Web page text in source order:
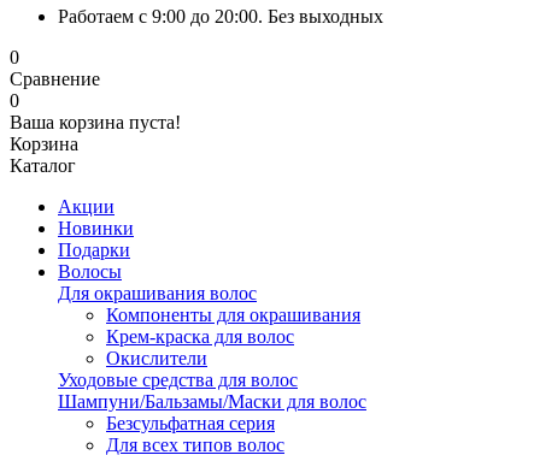
Работаем с 9:00 до 20:00. Без выходных
0
Сравнение
0
Ваша корзина пуста!
Корзина
Каталог
Акции
Новинки
Подарки
Волосы
Для окрашивания волос
Компоненты для окрашивания
Крем-краска для волос
Окислители
Уходовые средства для волос
Шампуни/Бальзамы/Маски для волос
Безсульфатная серия
Для всех типов волос